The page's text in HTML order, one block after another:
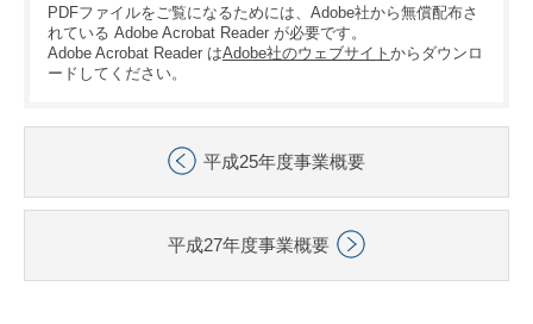
PDFファイルをご覧になるためには、Adobe社から無償配布さ
れている Adobe Acrobat Reader が必要です。
Adobe Acrobat Reader はAdobe社のウェブサイト からダウンロ
ードしてください。
平成25年度事業概要
平成27年度事業概要